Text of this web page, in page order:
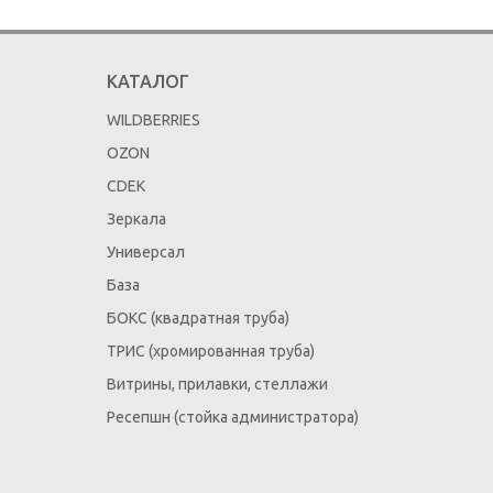
КАТАЛОГ
WILDBERRIES
OZON
CDEK
Зеркала
Универсал
База
БОКС (квадратная труба)
ТРИС (хромированная труба)
Витрины, прилавки, стеллажи
Ресепшн (стойка администратора)